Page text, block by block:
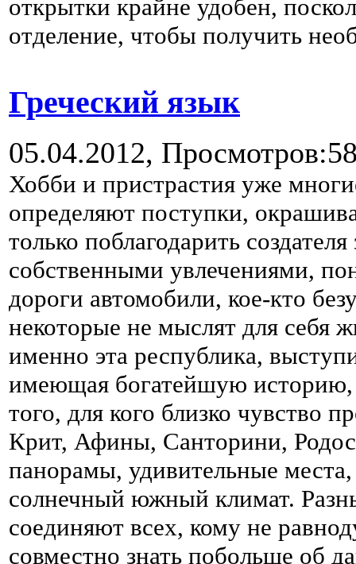
открытки крайне удобен,
отделение, чтобы получить
Греческий язык
05.04.2012,
Хобби и пристрастия уже
определяют поступки,
только поблагодарить
собственными увлечениями,
дороги автомобили, кое-кто
некоторые не мыслят для себя
именно эта республика,
имеющая богатейшую историю,
того, для кого близко чувство
Крит, Афины, Санторини,
панорамы, удивительные
солнечный южный климат.
соединяют всех, кому не
совместно знать побольше об